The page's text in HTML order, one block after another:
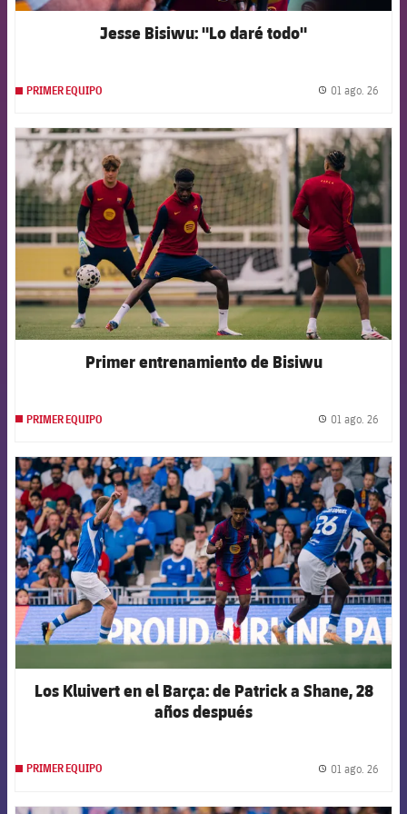
Jesse Bisiwu: "Lo daré todo"
PRIMER EQUIPO 01 ago. 26
FCB Barcelona badge
Primer entrenamiento de Bisiwu
PRIMER EQUIPO 01 ago. 26
FCB Barcelona badge
Los Kluivert en el Barça: de Patrick a Shane, 28
años después
PRIMER EQUIPO 01 ago. 26